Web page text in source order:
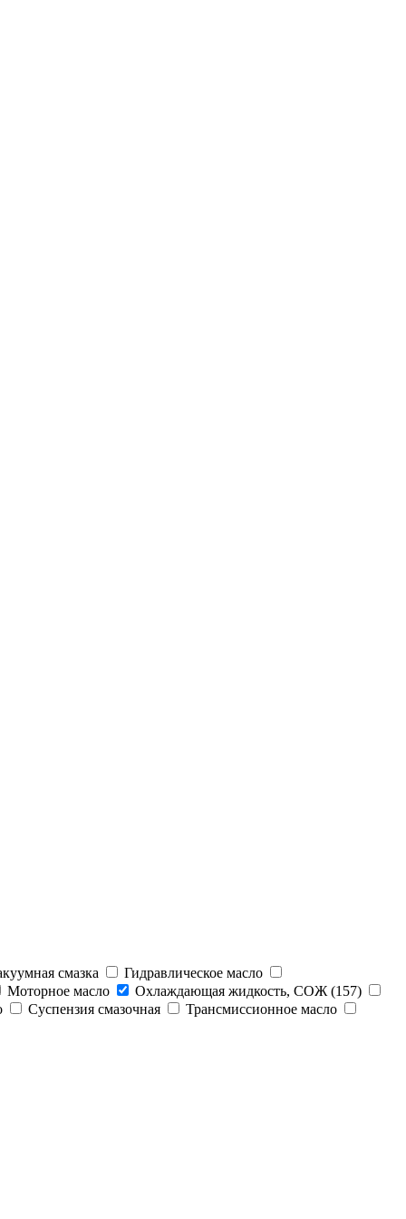
смазка
Гидравлическое масло
Моторное масло
Охлаждающая жидкость, СОЖ (157)
Суспензия смазочная
Трансмиссионное масло